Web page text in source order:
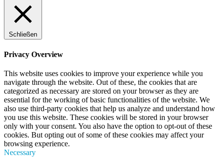
Schließen
Privacy Overview
This website uses cookies to improve your experience while you
navigate through the website. Out of these, the cookies that are
categorized as necessary are stored on your browser as they are
essential for the working of basic functionalities of the website. We
also use third-party cookies that help us analyze and understand how
you use this website. These cookies will be stored in your browser
only with your consent. You also have the option to opt-out of these
cookies. But opting out of some of these cookies may affect your
browsing experience.
Necessary